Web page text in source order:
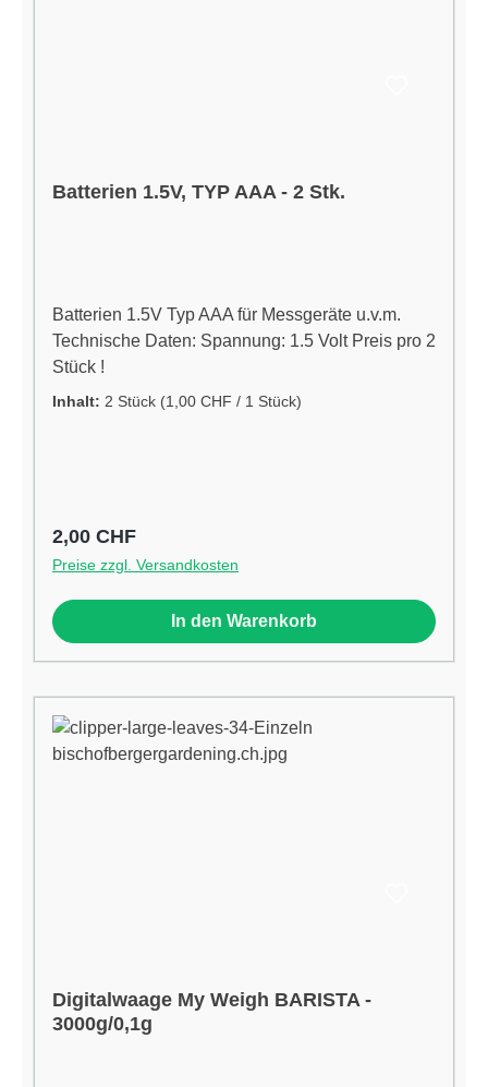
Batterien 1.5V, TYP AAA - 2 Stk.
Batterien 1.5V Typ AAA für Messgeräte u.v.m.
Technische Daten: Spannung: 1.5 Volt Preis pro 2
Stück !
Inhalt: 2 Stück (1,00 CHF / 1 Stück)
Regulärer Preis:
2,00 CHF
Preise zzgl. Versandkosten
In den Warenkorb
Digitalwaage My Weigh BARISTA -
3000g/0,1g